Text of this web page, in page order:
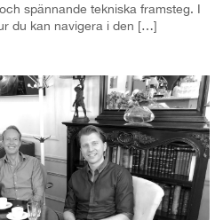
spännande tekniska framsteg. I
du kan navigera i den […]